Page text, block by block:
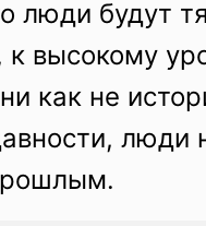
люди будут
к высокому
как не
люди